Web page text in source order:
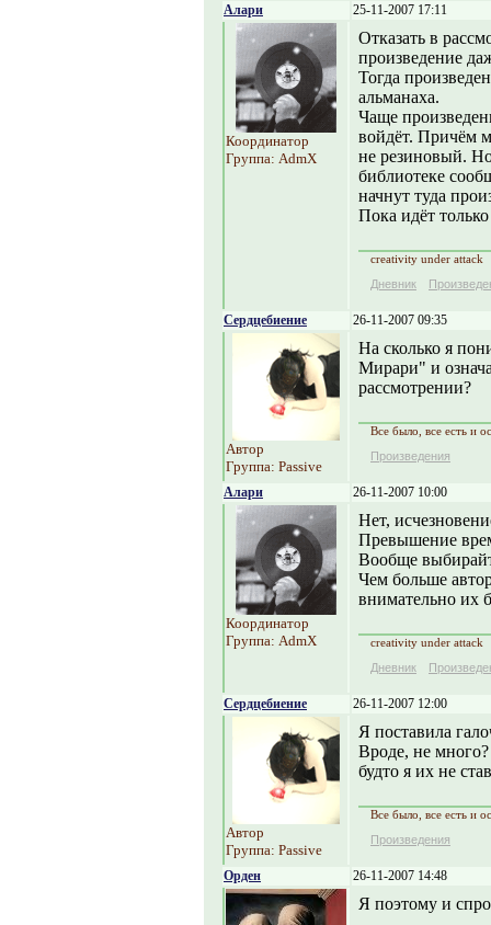
Алари 25-11-2007 17:11
Координатор
Группа: AdmX
Отказать в
произведение
Тогда
альманаха.
Чаще
войдёт. Причём
не резиновый. Но
библиотеке
начнут туда
Пока идёт
creativity under attack
Дневник
Сердцебиение 26-11-2007 09:35
Автор
Группа: Passive
На сколько я
Мирари" и
рассмотрении?
Все было, все есть и
Произведения
Алари 26-11-2007 10:00
Координатор
Группа: AdmX
Нет,
Превышение
Вообще
Чем больше
внимательно их
creativity under attack
Дневник
Сердцебиение 26-11-2007 12:00
Автор
Группа: Passive
Я поставила
Вроде, не
будто я их не
Все было, все есть и
Произведения
Орден 26-11-2007 14:48
Я поэтому и